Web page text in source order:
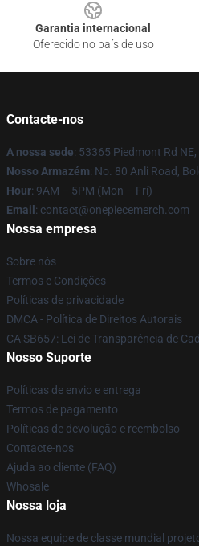
Garantia internacional
Oferecido no país de uso
Contacte-nos
A nossa sede: 53365 Piedmont Rd
Nosso Armazém: No. 80 Anli Road,
Hour: 9AM – 5PM (Mon – Fri)
Email : contact@onepiecemerch.com
Nossa empresa
Sobre nós
Termos e Condições
Políticas de privacidade
DMCA - Política de Direitos Autorais
CA SB657: Lei de Transparência de
Nosso Suporte
Políticas de envio e entrega
Termos de pagamento
Políticas de devolução e reembolso
Contacte-nos
Ajuda ao cliente (FAQ)
Whosale
Nossa loja
Nossa equipe de classe mundial